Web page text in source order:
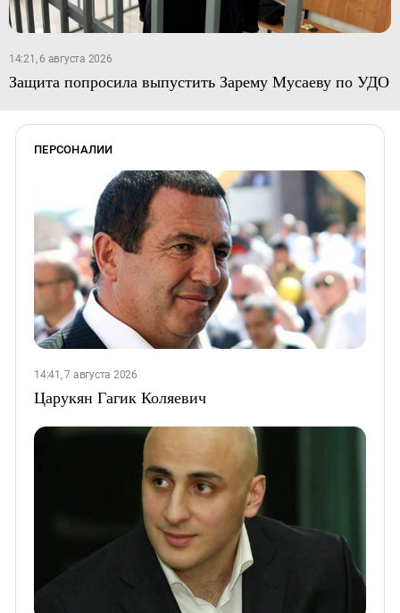
14:21, 6 августа 2026
Защита попросила выпустить Зарему Мусаеву по УДО
ПЕРСОНАЛИИ
14:41, 7 августа 2026
Царукян Гагик Коляевич